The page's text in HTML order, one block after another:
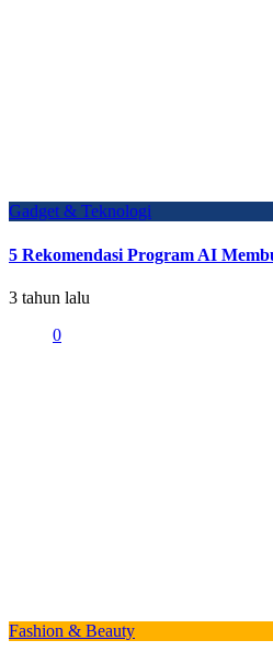
Gadget & Teknologi
5 Rekomendasi Program AI
3 tahun lalu
0
Fashion & Beauty